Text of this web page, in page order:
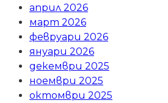
април 2026
март 2026
февруари 2026
януари 2026
декември 2025
ноември 2025
октомври 2025